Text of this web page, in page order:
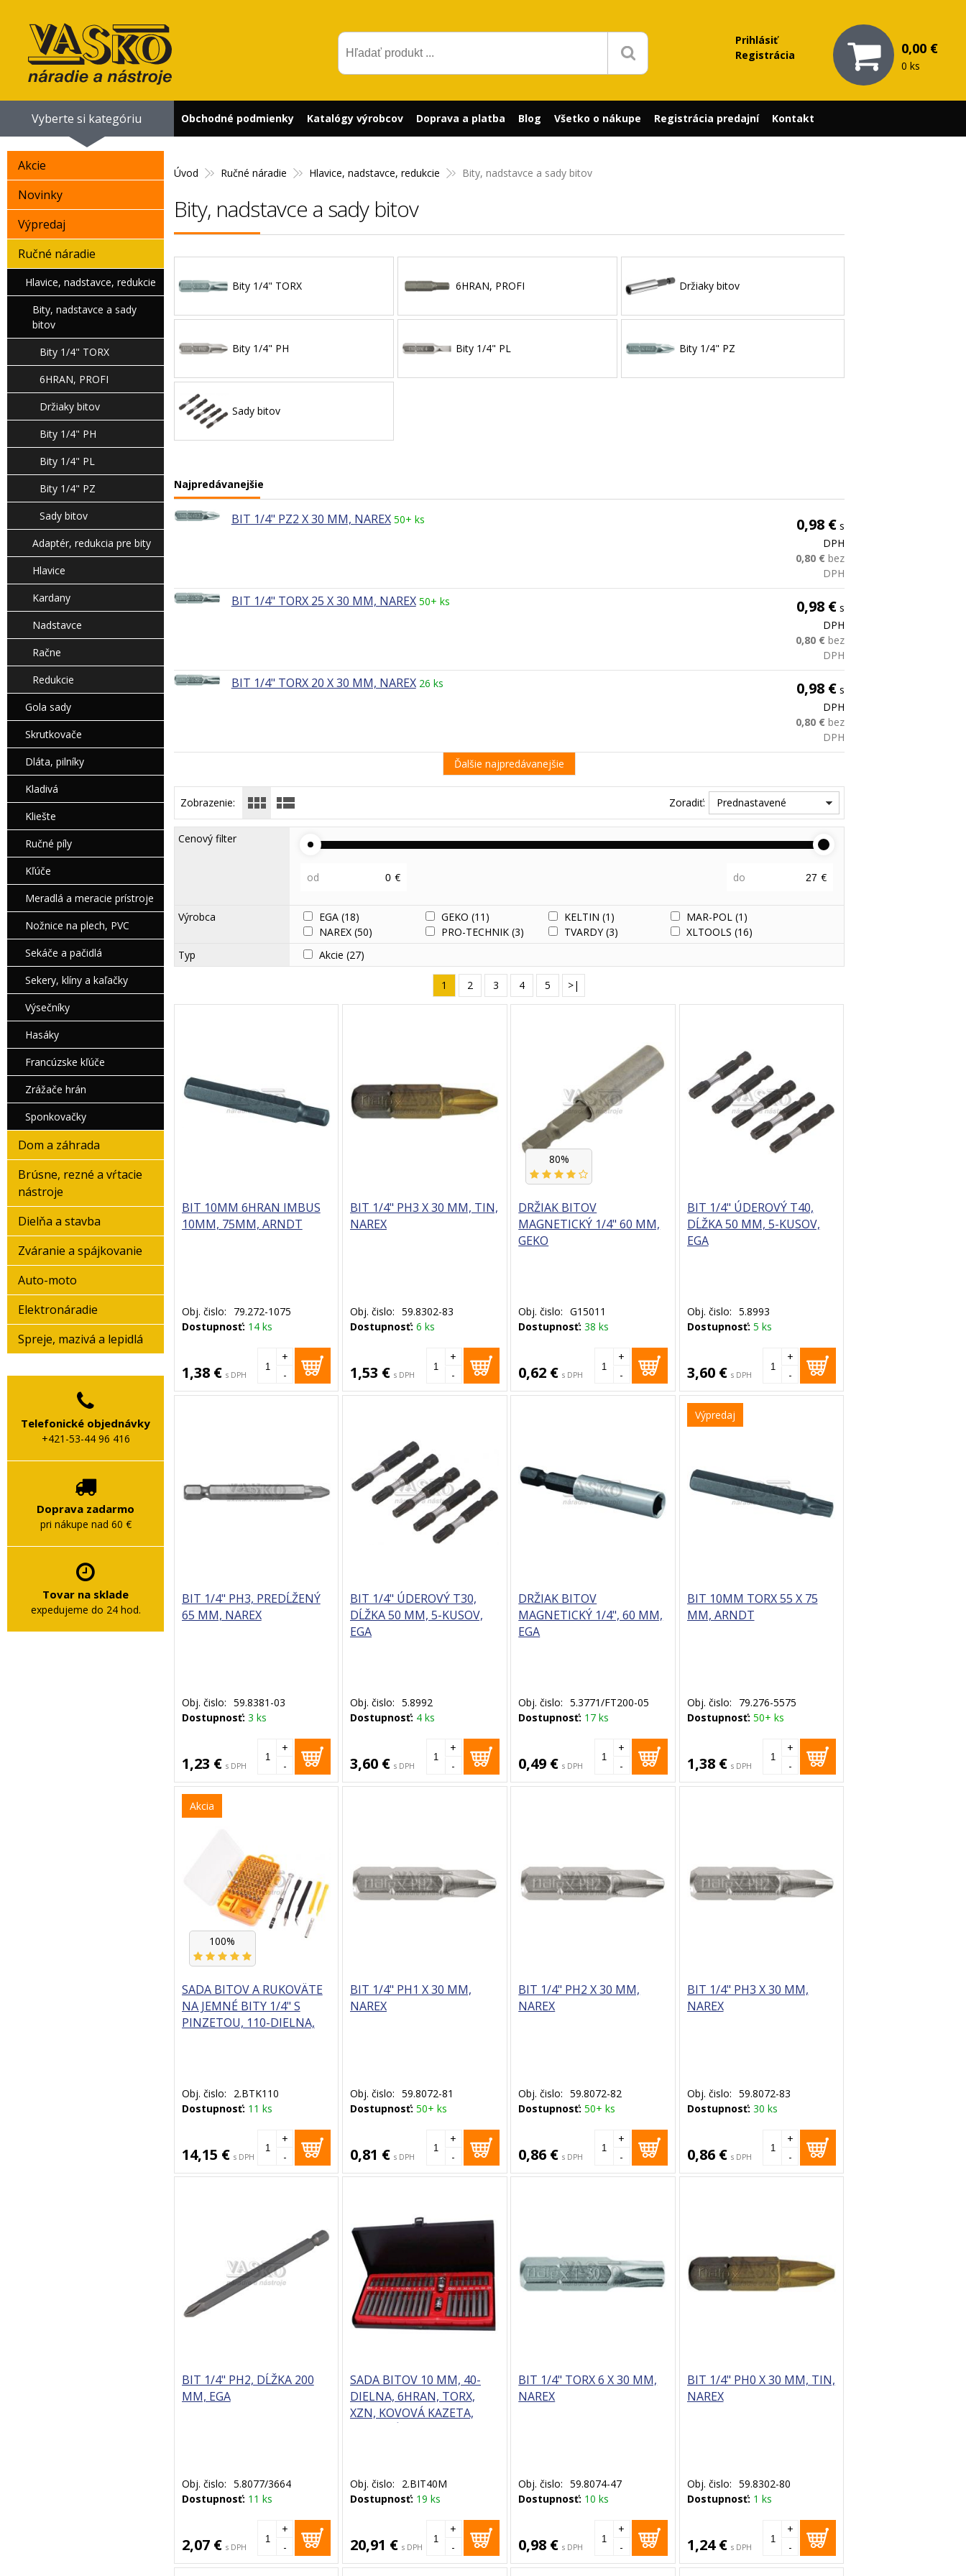
Prihlásiť
Registrácia
0,00 €
0 ks
Úvod Ručné náradie Hlavice, nadstavce, redukcie Bity, nadstavce a sady bitov
Bity, nadstavce a sady bitov
Bity 1/4" TORX 6HRAN, PROFI Držiaky bitov
Bity 1/4" PH Bity 1/4" PL Bity 1/4" PZ
Sady bitov
Najpredávanejšie
BIT 1/4" PZ2 X 30 MM, NAREX 50+ ks 0,98 € s
DPH
0,80 € bez
DPH
BIT 1/4" TORX 25 X 30 MM, NAREX 50+ ks 0,98 € s
DPH
0,80 € bez
DPH
BIT 1/4" TORX 20 X 30 MM, NAREX 26 ks 0,98 € s
DPH
0,80 € bez
DPH
Ďalšie najpredávanejšie
Zobrazenie: Zoradiť: Prednastavené
Cenový filter
od € do €
Výrobca EGA (18) GEKO(11) KELTIN (1) MAR-POL(1)
NAREX (50) PRO-TECHNIK(3) TVARDY(3) XLTOOLS(16)
Typ
Akcie (27)
1 2 3 4 5 >|
BIT 10MM 6HRAN IMBUS
10MM, 75MM, ARNDT
Obj. čislo:
79.272-1075
Dostupnosť: 14 ks
1,38 € s DPH
+
-
BIT 1/4" PH3 X 30 MM, TIN,
NAREX
Obj. čislo: 59.8302-83
Dostupnosť: 6 ks
1,53 € s DPH
+
-
80%
DRŽIAK BITOV
MAGNETICKÝ 1/4" 60 MM,
GEKO
Obj. čislo: G15011
Dostupnosť: 38 ks
0,62 € s DPH
+
-
BIT 1/4" ÚDEROVÝ T40,
DĹŽKA 50 MM, 5-KUSOV,
EGA
Obj. čislo: 5.8993
Dostupnosť: 5 ks
3,60 € s DPH
+
-
BIT 1/4" PH3, PREDĹŽENÝ
65 MM, NAREX
Obj. čislo: 59.8381-03
Dostupnosť: 3 ks
1,23 € s DPH
+
-
BIT 1/4" ÚDEROVÝ T30,
DĹŽKA 50 MM, 5-KUSOV,
EGA
Obj. čislo: 5.8992
Dostupnosť: 4 ks
3,60 € s DPH
+
-
DRŽIAK BITOV
MAGNETICKÝ 1/4", 60 MM,
EGA
Obj. čislo: 5.3771/FT200-05
Dostupnosť: 17 ks
0,49 € s DPH
+
-
Výpredaj
BIT 10MM TORX 55 X 75
MM, ARNDT
Obj. čislo:
79.276-5575
Dostupnosť: 50+ ks
1,38 € s DPH
+
-
Akcia
100%
SADA BITOV A RUKOVÄTE
NA JEMNÉ BITY 1/4" S
PINZETOU, 110-DIELNA,
Obj. čislo:
2.BTK110
Dostupnosť: 11 ks
14,15 € s DPH
+
-
BIT 1/4" PH1 X 30 MM,
NAREX
Obj. čislo: 59.8072-81
Dostupnosť: 50+ ks
0,81 € s DPH
+
-
BIT 1/4" PH2 X 30 MM,
NAREX
Obj. čislo: 59.8072-82
Dostupnosť: 50+ ks
0,86 € s DPH
+
-
BIT 1/4" PH3 X 30 MM,
NAREX
Obj. čislo: 59.8072-83
Dostupnosť: 30 ks
0,86 € s DPH
+
-
BIT 1/4" PH2, DĹŽKA 200
MM, EGA
Obj. čislo: 5.8077/3664
Dostupnosť: 11 ks
2,07 € s DPH
+
-
SADA BITOV 10 MM, 40-
DIELNA, 6HRAN, TORX,
XZN, KOVOVÁ KAZETA,
Obj. čislo:
2.BIT40M
Dostupnosť: 19 ks
20,91 € s DPH
+
-
BIT 1/4" TORX 6 X 30 MM,
NAREX
Obj. čislo: 59.8074-47
Dostupnosť: 10 ks
0,98 € s DPH
+
-
BIT 1/4" PH0 X 30 MM, TIN,
NAREX
Obj. čislo: 59.8302-80
Dostupnosť: 1 ks
1,24 € s DPH
+
-
Akcie
Novinky
Výpredaj
Ručné náradie
Hlavice, nadstavce, redukcie
Bity, nadstavce a sady
bitov
Bity 1/4" TORX
6HRAN, PROFI
Držiaky bitov
Bity 1/4" PH
Bity 1/4" PL
Bity 1/4" PZ
Sady bitov
Adaptér, redukcia pre bity
Hlavice
Kardany
Nadstavce
Račne
Redukcie
Gola sady
Skrutkovače
Dláta, pilníky
Kladivá
Kliešte
Ručné píly
Kľúče
Meradlá a meracie prístroje
Nožnice na plech, PVC
Sekáče a pačidlá
Sekery, klíny a kaľačky
Výsečníky
Hasáky
Francúzske kľúče
Zrážače hrán
Sponkovačky
Dom a záhrada
Brúsne, rezné a vŕtacie
nástroje
Dielňa a stavba
Zváranie a spájkovanie
Auto-moto
Elektronáradie
Spreje, mazivá a lepidlá
Telefonické objednávky
+421-53-44 96 416
Doprava zadarmo
pri nákupe nad 60 €
Tovar na sklade
expedujeme do 24 hod.
Vyberte si kategóriu Obchodné podmienky Katalógy výrobcov Doprava a platba Blog Všetko o nákupe Registrácia predajní Kontakt